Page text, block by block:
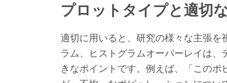
プロットタイプと適切
適切に用いると、研究の様々な主張
ラム、ヒストグラムオーバーレイは
きなポイントです。例えば、「この